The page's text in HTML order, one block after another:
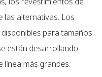
las alternativas. Los
para tamaños
están desarrollando
línea más grandes.